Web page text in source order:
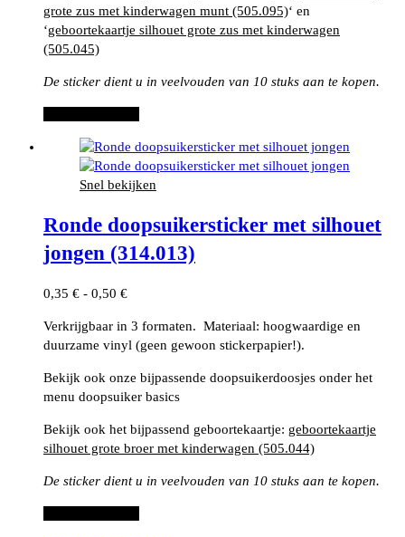
grote zus met kinderwagen munt (505.095)‘ en
‘geboortekaartje silhouet grote zus met kinderwagen
(505.045)
De sticker dient u in veelvouden van 10 stuks aan te kopen.
heeft
meerdere
variaties.
optie
kan
gekozen
de
productpagina
Snel bekijken
Ronde doopsuikersticker met silhouet
jongen (314.013)
0,35 € - 0,50 €Prijsklasse:
tot
0,50 €
Verkrijgbaar in 3 formaten. Materiaal: hoogwaardige en
duurzame vinyl (geen gewoon stickerpapier!).
Bekijk ook onze bijpassende doopsuikerdoosjes onder het
menu doopsuiker basics
Bekijk ook het bijpassend geboortekaartje: geboortekaartje
silhouet grote broer met kinderwagen (505.044)
De sticker dient u in veelvouden van 10 stuks aan te kopen.